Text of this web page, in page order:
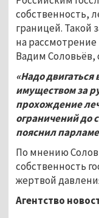
собственность,
границей. Такой
на
Вадим Соловьёв,
«Надо
имуществом за
прохождение
ограничений до
пояснил
По мнению
собственность
жертвой
Агентство